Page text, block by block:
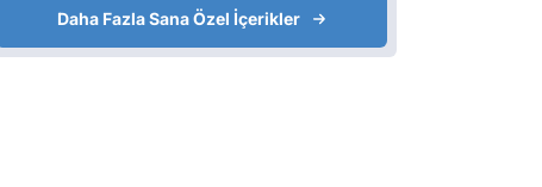
Daha Fazla Sana Özel İçerikler